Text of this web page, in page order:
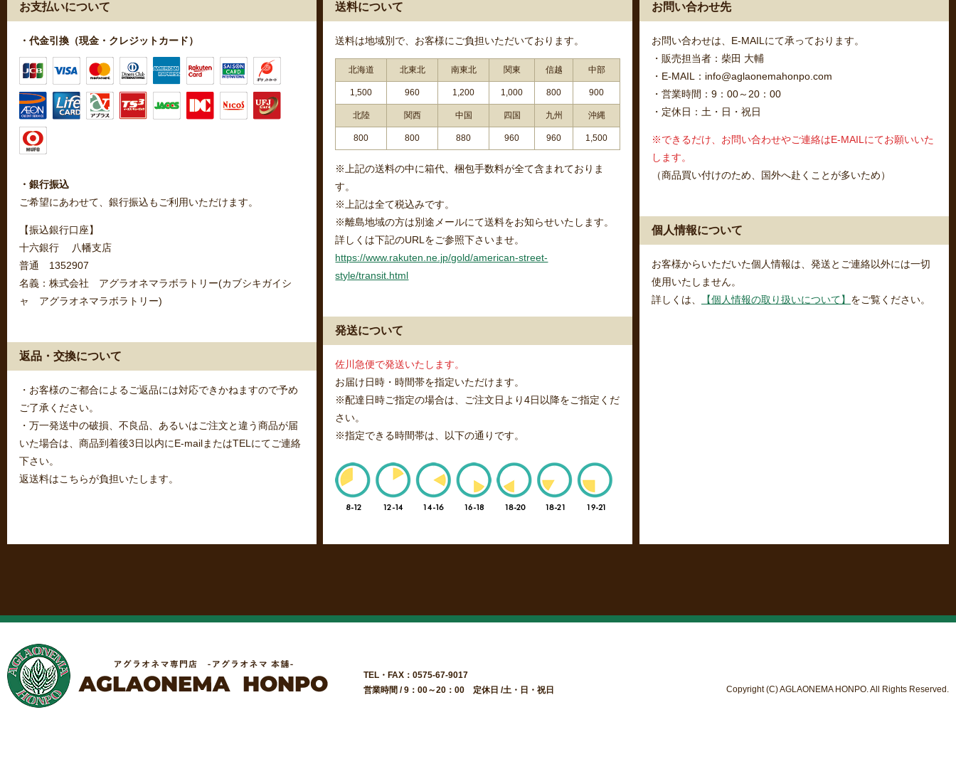
お支払いについて
・代金引換（現金・クレジットカード）
・銀行振込
ご希望にあわせて、銀行振込もご利用いただけます。
【振込銀行口座】
十六銀行 八幡支店
普通 1352907
名義：株式会社 アグラオネマラボラトリー(カブシキガイシ
ャ アグラオネマラボラトリー)
返品・交換について
・お客様のご都合によるご返品には対応できかねますので予め
ご了承ください。
・万一発送中の破損、不良品、あるいはご注文と違う商品が届
いた場合は、商品到着後3日以内にE-mailまたはTELにてご連絡
下さい。
返送料はこちらが負担いたします。
送料について
送料は地域別で、お客様にご負担いただいております。
北海道 北東北 南東北 関東 信越 中部
1,500 960 1,200 1,000 800 900
北陸 関西 中国 四国 九州 沖縄
800 800 880 960 960 1,500
※上記の送料の中に箱代、梱包手数料が全て含まれておりま
す。
※上記は全て税込みです。
※離島地域の方は別途メールにて送料をお知らせいたします。
詳しくは下記のURLをご参照下さいませ。
https://www.rakuten.ne.jp/gold/american-street-
style/transit.html
発送について
佐川急便で発送いたします。
お届け日時・時間帯を指定いただけます。
※配達日時ご指定の場合は、ご注文日より4日以降をご指定くだ
さい。
※指定できる時間帯は、以下の通りです。
お問い合わせ先
お問い合わせは、E-MAILにて承っております。
・販売担当者：柴田 大輔
・E-MAIL：info@aglaonemahonpo.com
・営業時間：9：00～20：00
・定休日：土・日・祝日
※できるだけ、お問い合わせやご連絡はE-MAILにてお願いいた
します。
（商品買い付けのため、国外へ赴くことが多いため）
個人情報について
お客様からいただいた個人情報は、発送とご連絡以外には一切
使用いたしません。
詳しくは、
【個人情報の取り扱いについて】 をご覧ください。
TEL・FAX：0575-67-9017
営業時間 / 9：00～20：00 定休日 /土・日・祝日
Copyright (C) AGLAONEMA HONPO. All Rights Reserved.